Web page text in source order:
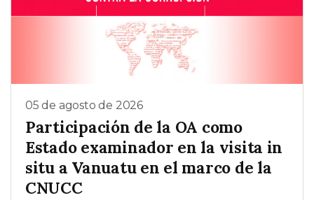
05 de agosto de 2026
Participación de la OA como
Estado examinador en la visita in
situ a Vanuatu en el marco de la
CNUCC